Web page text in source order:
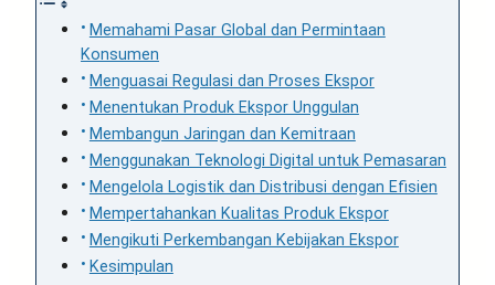
Memahami Pasar Global dan Permintaan
Konsumen
Menguasai Regulasi dan Proses Ekspor
Menentukan Produk Ekspor Unggulan
Membangun Jaringan dan Kemitraan
Menggunakan Teknologi Digital untuk Pemasaran
Mengelola Logistik dan Distribusi dengan Efisien
Mempertahankan Kualitas Produk Ekspor
Mengikuti Perkembangan Kebijakan Ekspor
Kesimpulan